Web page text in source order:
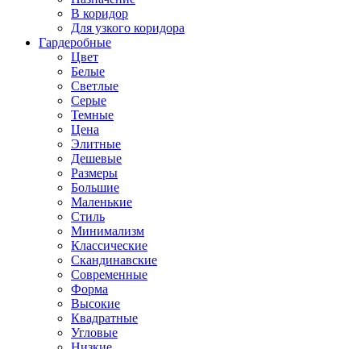
В коридор
Для узкого коридора
Гардеробные
Цвет
Белые
Светлые
Серые
Темные
Цена
Элитные
Дешевые
Размеры
Большие
Маленькие
Стиль
Минимализм
Классические
Скандинавские
Современные
Форма
Высокие
Квадратные
Угловые